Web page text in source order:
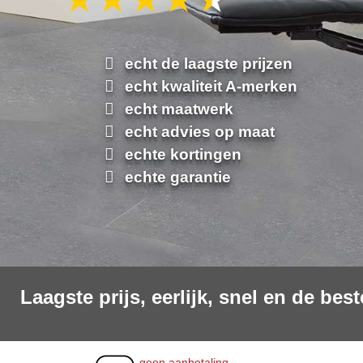
echt de laagste prijzen
echt kwaliteit A-merken
echt maatwerk
echt advies op maat
echte kortingen
echte garantie
Laagste prijs, eerlijk, snel en de